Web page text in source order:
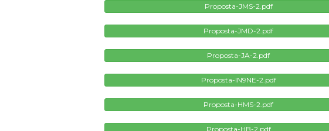
Proposta-JMS-2.pdf
Proposta-JMD-2.pdf
Proposta-JA-2.pdf
Proposta-IN9NE-2.pdf
Proposta-HMS-2.pdf
Proposta-HB-2.pdf